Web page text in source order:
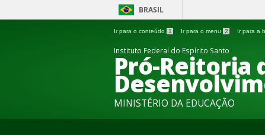
BRASIL
Ir para o conteúdo 1 Ir para o menu 2 Ir para a
Instituto Federal do Espírito Santo
Pró-Reitoria
MINISTÉRIO DA EDUCAÇÃO